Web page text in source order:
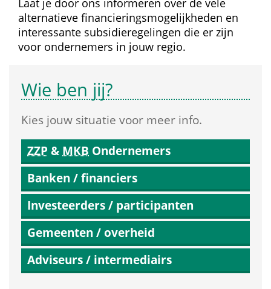
Laat je door ons informeren over de vele
alternatieve financierings­mogelijkheden en
interessante subsidie­regelingen die er zijn
voor ondernemers in jouw regio.
Wie ben jij?
Kies jouw situatie voor meer info.
ZZP & MKB Ondernemers
Banken / financiers
Investeerders / participanten
Gemeenten / overheid
Adviseurs / intermediairs